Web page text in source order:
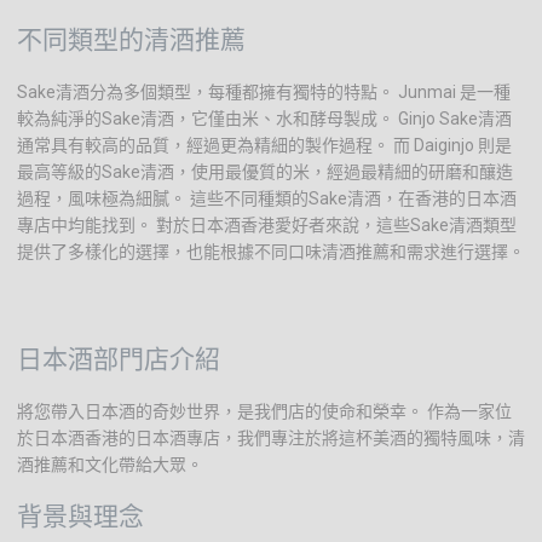
不同類型的清酒推薦
Sake清酒分為多個類型，每種都擁有獨特的特點。 Junmai 是一種
較為純淨的Sake清酒，它僅由米、水和酵母製成。 Ginjo Sake清酒
通常具有較高的品質，經過更為精細的製作過程。 而 Daiginjo 則是
最高等級的Sake清酒，使用最優質的米，經過最精細的研磨和釀造
過程，風味極為細膩。 這些不同種類的Sake清酒，在香港的日本酒
專店中均能找到。 對於日本酒香港愛好者來說，這些Sake清酒類型
提供了多樣化的選擇，也能根據不同口味清酒推薦和需求進行選擇。
日本酒部門店介紹
將您帶入日本酒的奇妙世界，是我們店的使命和榮幸。 作為一家位
於日本酒香港的日本酒專店，我們專注於將這杯美酒的獨特風味，清
酒推薦和文化帶給大眾。
背景與理念